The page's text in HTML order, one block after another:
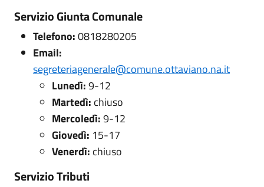
Servizio Giunta Comunale
Telefono:0818280205
Email:
segreteriagenerale@comune.ottaviano.na.it
Lunedì:9-12
Martedì: chiuso
Mercoledì:9-12
Giovedì: 15-17
Venerdì: chiuso
Servizio Tributi